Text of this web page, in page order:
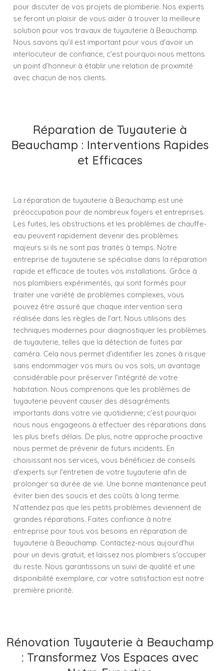
pour discuter de vos projets de plomberie. Nos experts
se feront un plaisir de vous aider à trouver la meilleure
solution pour vos travaux de tuyauterie à Beauchamp.
Nous savons qu’il est important pour vous d'avoir un
interlocuteur de confiance, c’est pourquoi nous mettons
un point d’honneur à établir une relation de proximité
avec chacun de nos clients.
Réparation de Tuyauterie à
Beauchamp : Interventions Rapides
et Efficaces
La réparation de tuyauterie à Beauchamp est une
préoccupation pour de nombreux foyers et entreprises.
Les fuites, les obstructions et les problèmes de chauffe-
eau peuvent rapidement devenir des problèmes
majeurs si ils ne sont pas traités à temps. Notre
entreprise de tuyauterie se spécialise dans la réparation
rapide et efficace de toutes vos installations. Grâce à
nos plombiers expérimentés, qui sont formés pour
traiter une variété de problèmes complexes, vous
pouvez être assuré que chaque intervention sera
réalisée dans les règles de l'art. Nous utilisons des
techniques modernes pour diagnostiquer les problèmes
de tuyauterie, telles que la détection de fuites par
caméra. Cela nous permet d’identifier les zones à risque
sans endommager vos murs ou vos sols, un avantage
considérable pour préserver l’intégrité de votre
habitation. Nous comprenons que les problèmes de
tuyauterie peuvent causer des désagréments
importants dans votre vie quotidienne; c’est pourquoi
nous nous engageons à effectuer des réparations dans
les plus brefs délais. De plus, notre approche proactive
nous permet de prévenir de futurs incidents. En
choisissant nos services, vous bénéficiez de conseils
d'experts sur l'entretien de votre tuyauterie afin de
prolonger sa durée de vie. Une bonne maintenance peut
éviter bien des soucis et des coûts à long terme.
N’attendez pas que les petits problèmes deviennent de
grandes réparations. Faites confiance à notre
entreprise pour tous vos besoins en réparation de
tuyauterie à Beauchamp. Contactez-nous aujourd'hui
pour un devis gratuit, et laissez nos plombiers s'occuper
du reste. Nous garantissons un suivi de qualité et une
disponibilité exemplaire, car votre satisfaction est notre
première priorité.
Rénovation Tuyauterie à Beauchamp
: Transformez Vos Espaces avec